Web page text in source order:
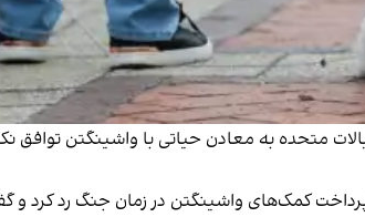
متحده به معادن حیاتی با واشینگتن توافق
ثروت معدنی از اوکراین به منظور بازپرداخت کمک‌های واشینگتن در زمان